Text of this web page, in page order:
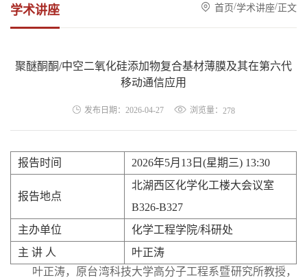
学术讲座 首页/学术讲座/正文
聚醚酮酮/中空二氧化硅添加物复合基材薄膜及其在第六代
移动通信应用
发布日期：2026-04-27 浏览量： 278
报告时间 2026年5月13日(星期三) 13:30
报告地点
北湖西区化学化工楼大会议室
B326-B327
主办单位
化学工程学院/科研处
主 讲 人
叶正涛
叶正涛， 原台湾科技大学高分子工程系暨研究所教授 ，